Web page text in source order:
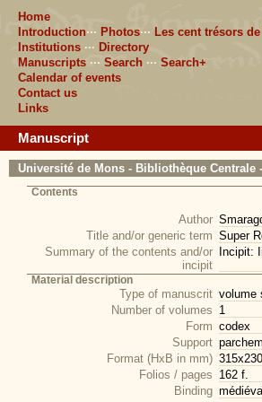
Home
Introduction··· Photos··· Les cent trésors
Institutions ··· Directory
Manuscripts ··· Search ··· Search+
Calendar of events
Contact us
Links
Manuscript
Université de Mons - Bibliothèque Centrale
Contents
Author
Title and/or generic term Super
Summary of the contents and/or
incipit
Incipit:
Material description
Type of manuscrit volume
Number of volumes 1
Form codex
Support
Format (HxB in mm) 315x230
Folios / pages 162 f.
Binding